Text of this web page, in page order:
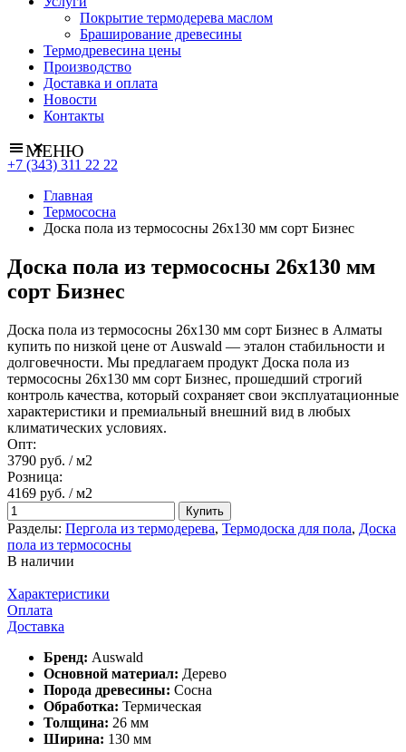
Покрытие термодерева маслом
Браширование древесины
Термодревесина цены
Производство
Доставка и оплата
Новости
Контакты
МЕНЮ
+7 (343) 311 22 22
Главная
Термососна
Доска пола из термососны 26х130 мм сорт Бизнес
Доска пола из термососны 26х130 мм
сорт Бизнес
Доска пола из термососны 26х130 мм сорт Бизнес в Алматы
купить по низкой цене от Auswald — эталон стабильности и
долговечности. Мы предлагаем продукт Доска пола из
термососны 26х130 мм сорт Бизнес, прошедший строгий
контроль качества, который сохраняет свои эксплуатационные
характеристики и премиальный внешний вид в любых
климатических условиях.
Опт:
3790 руб. / м2
Розница:
4169 руб. / м2
Купить
Разделы: Пергола из термодерева, Термодоска для пола, Доска
пола из термососны
В наличии
Характеристики
Оплата
Доставка
Бренд: Auswald
Основной материал: Дерево
Порода древесины: Сосна
Обработка: Термическая
Толщина: 26 мм
Ширина: 130 мм